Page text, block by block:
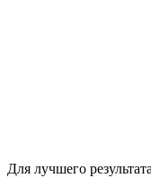
Для лучшего